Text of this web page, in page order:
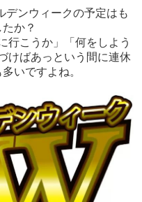
デンウィークの予定はも
か？
行こうか」「何をしよう
けばあっという間に連休
いですよね。